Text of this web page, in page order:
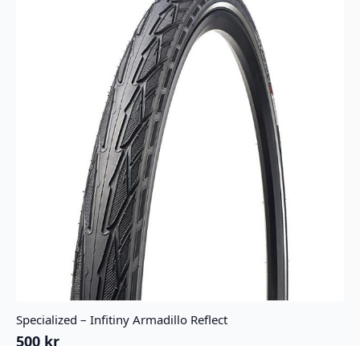
Specialized – Infitiny Armadillo Reflect
500 kr